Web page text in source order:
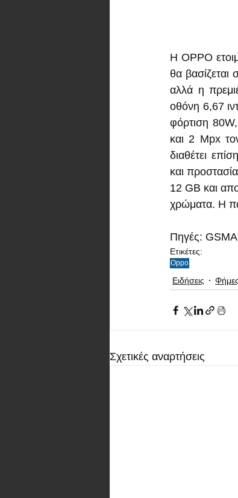
Η OPPO
θα
αλλά η
οθόνη 6,67
φόρτιση
και 2 Mpx
διαθέτει
και
12 GB και
χρώματα. Η
Πηγές:
Ετικέτες:
Oppo
Ειδήσεις
Σχετικές αναρτήσεις